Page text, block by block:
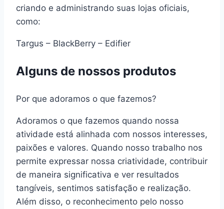
criando e administrando suas lojas oficiais,
como:
Targus – BlackBerry – Edifier
Alguns de nossos produtos
Por que adoramos o que fazemos?
Adoramos o que fazemos quando nossa
atividade está alinhada com nossos interesses,
paixões e valores. Quando nosso trabalho nos
permite expressar nossa criatividade, contribuir
de maneira significativa e ver resultados
tangíveis, sentimos satisfação e realização.
Além disso, o reconhecimento pelo nosso